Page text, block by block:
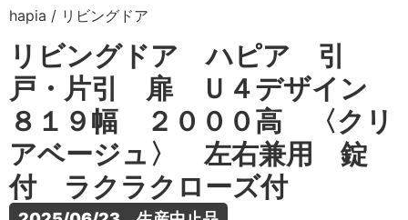
hapia / リビングドア
リビングドア ハピア 引
戸・片引 扉 Ｕ４デザイン
８１９幅 ２０００高 〈クリ
アベージュ〉 左右兼用 錠
付 ラクラクローズ付